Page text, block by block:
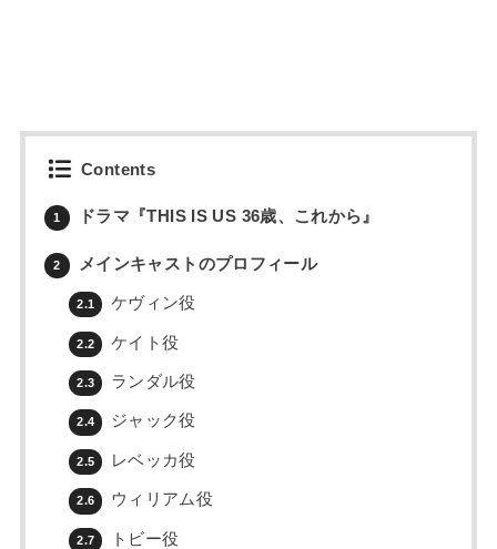
Contents
1 ドラマ『THIS IS US 36歳、これから』
2 メインキャストのプロフィール
2.1 ケヴィン役
2.2 ケイト役
2.3 ランダル役
2.4 ジャック役
2.5 レベッカ役
2.6 ウィリアム役
2.7 トビー役